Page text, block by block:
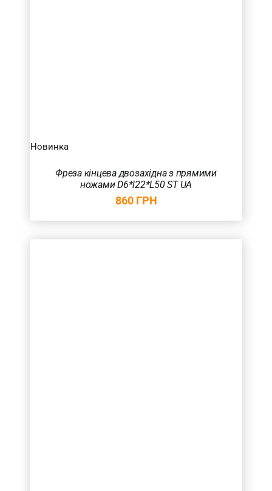
Новинка
Фреза кінцева двозахідна з прямими
ножами D6*l22*L50 ST UA
860 ГРН